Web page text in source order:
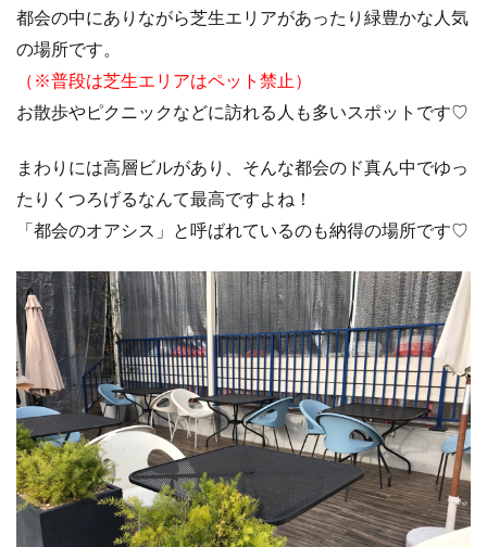
都会の中にありながら芝生エリアがあったり緑豊かな人気
の場所です。
（※普段は芝生エリアはペット禁止）
お散歩やピクニックなどに訪れる人も多いスポットです♡
まわりには高層ビルがあり、そんな都会のド真ん中でゆっ
たりくつろげるなんて最高ですよね！
「都会のオアシス」と呼ばれているのも納得の場所です♡